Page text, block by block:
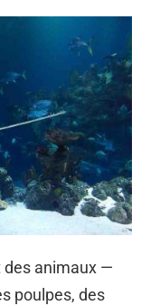
des animaux —
poulpes, des